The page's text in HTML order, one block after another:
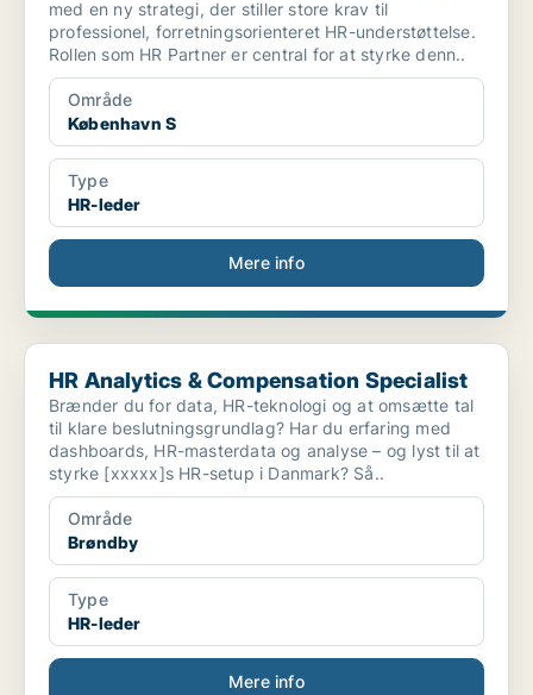
med en ny strategi, der stiller store krav til
professionel, forretningsorienteret HR-understøttelse.
Rollen som HR Partner er central for at styrke denn..
Område
København S
Type
HR-leder
Mere info
HR Analytics & Compensation Specialist
HR Analytics & Compensation Specialist
Brænder du for data, HR-teknologi og at omsætte tal
til klare beslutningsgrundlag? Har du erfaring med
dashboards, HR-masterdata og analyse – og lyst til at
styrke [xxxxx]s HR-setup i Danmark? Så..
Område
Brøndby
Type
HR-leder
Mere info